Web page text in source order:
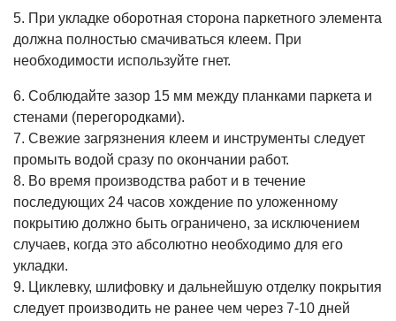
5. При укладке оборотная сторона паркетного элемента
должна полностью смачиваться клеем. При
необходимости используйте гнет.
6. Соблюдайте зазор 15 мм между планками паркета и
стенами (перегородками).
7. Свежие загрязнения клеем и инструменты следует
промыть водой сразу по окончании работ.
8. Во время производства работ и в течение
последующих 24 часов хождение по уложенному
покрытию должно быть ограничено, за исключением
случаев, когда это абсолютно необходимо для его
укладки.
9. Циклевку, шлифовку и дальнейшую отделку покрытия
следует производить не ранее чем через 7-10 дней